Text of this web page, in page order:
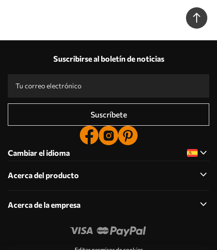
Suscribirse al boletín de noticias
Suscríbete
Cambiar el idioma
Acerca del producto
Acerca de la empresa